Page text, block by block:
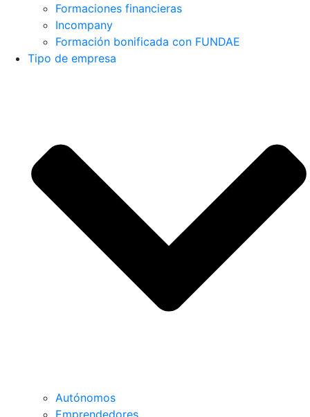
Formaciones financieras
Incompany
Formación bonificada con FUNDAE
Tipo de empresa
Autónomos